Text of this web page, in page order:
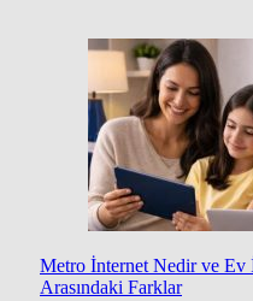
Metro İnternet Nedir ve Ev
Arasındaki Farklar